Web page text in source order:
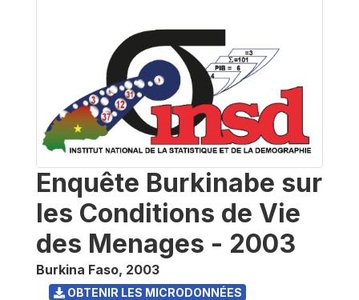
Enquête Burkinabe sur
les Conditions de Vie
des Menages - 2003
Burkina Faso, 2003
OBTENIR LES MICRODONNÉES